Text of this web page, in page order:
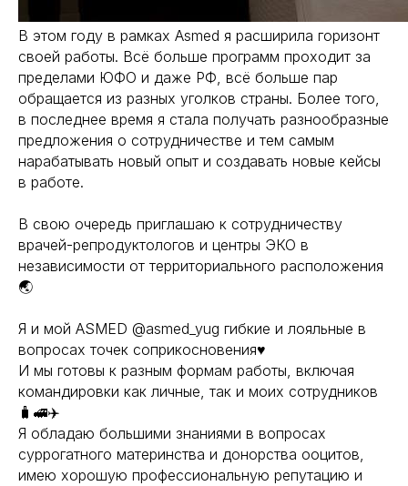
В этом году в рамках Asmed я расширила горизонт
своей работы. Всё больше программ проходит за
пределами ЮФО и даже РФ, всё больше пар
обращается из разных уголков страны. Более того,
в последнее время я стала получать разнообразные
предложения о сотрудничестве и тем самым
нарабатывать новый опыт и создавать новые кейсы
в работе.
В свою очередь приглашаю к сотрудничеству
врачей-репродуктологов и центры ЭКО в
независимости от территориального расположения
🌏
Я и мой ASMED @asmed_yug гибкие и лояльные в
вопросах точек соприкосновения♥️
И мы готовы к разным формам работы, включая
командировки как личные, так и моих сотрудников
🧳🚅✈️
Я обладаю большими знаниями в вопросах
суррогатного материнства и донорства ооцитов,
имею хорошую профессиональную репутацию и